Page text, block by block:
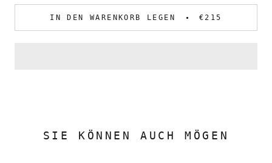
IN DEN WARENKORB LEGEN €215
SIE KÖNNEN AUCH MÖGEN